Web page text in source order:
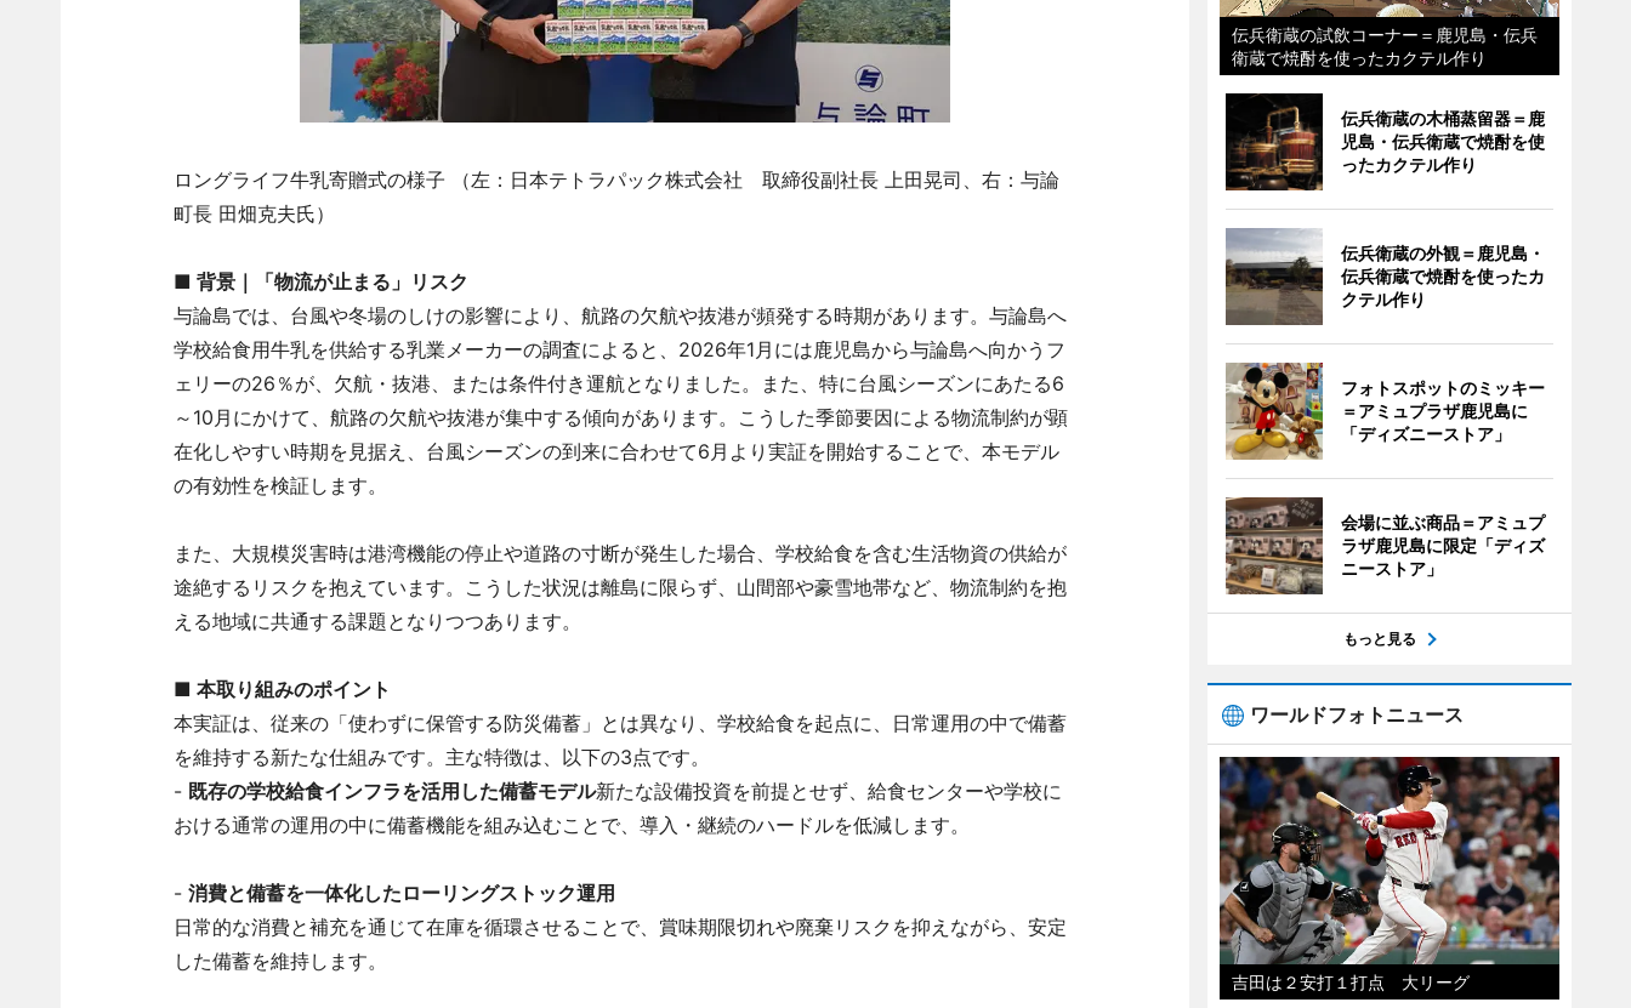
ロングライフ牛乳寄贈式の様子 （左：日本テトラパック株式会社 取締役副社長 上田晃司、右：与論
町長 田畑克夫氏）
■ 背景｜「物流が止まる」リスク
与論島では、台風や冬場のしけの影響により、航路の欠航や抜港が頻発する時期があります。与論島へ
学校給食用牛乳を供給する乳業メーカーの調査によると、2026年1月には鹿児島から与論島へ向かうフ
ェリーの26％が、欠航・抜港、または条件付き運航となりました。また、特に台風シーズンにあたる6
～10月にかけて、航路の欠航や抜港が集中する傾向があります。こうした季節要因による物流制約が顕
在化しやすい時期を見据え、台風シーズンの到来に合わせて6月より実証を開始することで、本モデル
の有効性を検証します。
また、大規模災害時は港湾機能の停止や道路の寸断が発生した場合、学校給食を含む生活物資の供給が
途絶するリスクを抱えています。こうした状況は離島に限らず、山間部や豪雪地帯など、物流制約を抱
える地域に共通する課題となりつつあります。
■ 本取り組みのポイント
本実証は、従来の「使わずに保管する防災備蓄」とは異なり、学校給食を起点に、日常運用の中で備蓄
を維持する新たな仕組みです。主な特徴は、以下の3点です。
- 既存の学校給食インフラを活用した備蓄モデル新たな設備投資を前提とせず、給食センターや学校に
おける通常の運用の中に備蓄機能を組み込むことで、導入・継続のハードルを低減します。
- 消費と備蓄を一体化したローリングストック運用
日常的な消費と補充を通じて在庫を循環させることで、賞味期限切れや廃棄リスクを抑えながら、安定
した備蓄を維持します。
伝兵衛蔵の試飲コーナー＝鹿児島・伝兵
衛蔵で焼酎を使ったカクテル作り
伝兵衛蔵の木桶蒸留器＝鹿
児島・伝兵衛蔵で焼酎を使
ったカクテル作り
伝兵衛蔵の外観＝鹿児島・
伝兵衛蔵で焼酎を使ったカ
クテル作り
フォトスポットのミッキー
＝アミュプラザ鹿児島に
「ディズニーストア」
会場に並ぶ商品＝アミュプ
ラザ鹿児島に限定「ディズ
ニーストア」
もっと見る
ワールドフォトニュース
吉田は２安打１打点 大リーグ